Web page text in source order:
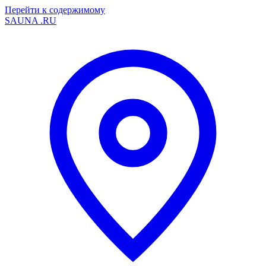
Перейти к содержимому
SAUNA .RU